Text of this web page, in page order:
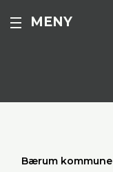
MENY
Bærum kommune